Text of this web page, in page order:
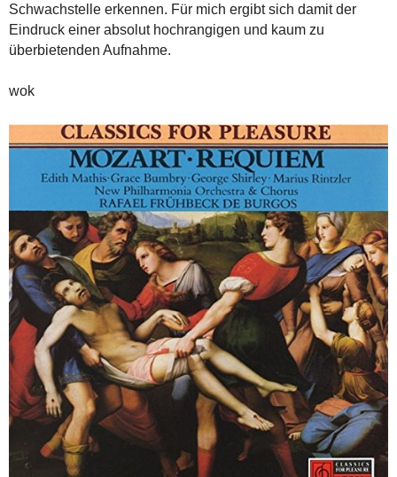
Schwachstelle erkennen. Für mich ergibt sich damit der
Eindruck einer absolut hochrangigen und kaum zu
überbietenden Aufnahme.
wok